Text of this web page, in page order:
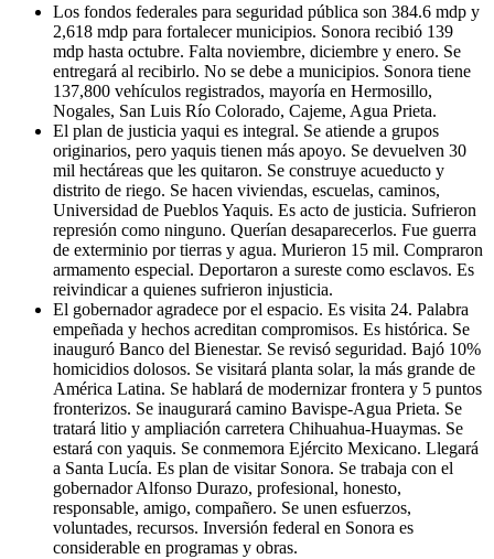
Los fondos federales para seguridad pública son 384.6 mdp y
2,618 mdp para fortalecer municipios. Sonora recibió 139
mdp hasta octubre. Falta noviembre, diciembre y enero. Se
entregará al recibirlo. No se debe a municipios. Sonora tiene
137,800 vehículos registrados, mayoría en Hermosillo,
Nogales, San Luis Río Colorado, Cajeme, Agua Prieta.
El plan de justicia yaqui es integral. Se atiende a grupos
originarios, pero yaquis tienen más apoyo. Se devuelven 30
mil hectáreas que les quitaron. Se construye acueducto y
distrito de riego. Se hacen viviendas, escuelas, caminos,
Universidad de Pueblos Yaquis. Es acto de justicia. Sufrieron
represión como ninguno. Querían desaparecerlos. Fue guerra
de exterminio por tierras y agua. Murieron 15 mil. Compraron
armamento especial. Deportaron a sureste como esclavos. Es
reivindicar a quienes sufrieron injusticia.
El gobernador agradece por el espacio. Es visita 24. Palabra
empeñada y hechos acreditan compromisos. Es histórica. Se
inauguró Banco del Bienestar. Se revisó seguridad. Bajó 10%
homicidios dolosos. Se visitará planta solar, la más grande de
América Latina. Se hablará de modernizar frontera y 5 puntos
fronterizos. Se inaugurará camino Bavispe-Agua Prieta. Se
tratará litio y ampliación carretera Chihuahua-Huaymas. Se
estará con yaquis. Se conmemora Ejército Mexicano. Llegará
a Santa Lucía. Es plan de visitar Sonora. Se trabaja con el
gobernador Alfonso Durazo, profesional, honesto,
responsable, amigo, compañero. Se unen esfuerzos,
voluntades, recursos. Inversión federal en Sonora es
considerable en programas y obras.